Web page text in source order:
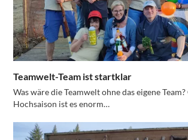
Teamwelt-Team ist startklar
Was wäre die Teamwelt ohne das eigene
Hochsaison ist es enorm…